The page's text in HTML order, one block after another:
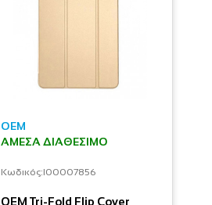
OEM
ΆΜΕΣΑ ΔΙΑΘΈΣΙΜΟ
Κωδικός:I00007856
OEM Tri-Fold Flip Cover